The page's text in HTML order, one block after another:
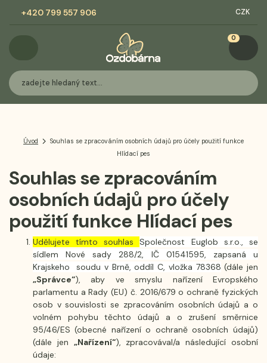
+420 799 557 906 CZK
0
Úvod
Souhlas se zpracováním osobních údajů pro účely použití funkce
Hlídací pes
Souhlas se zpracováním
osobních údajů pro účely
použití funkce Hlídací pes
Udělujete tímto souhlasSpolečnost Euglob s.r.o., se
sídlem Nové sady 288/2, IČ 01541595, zapsaná u
Krajskeho soudu v Brně, oddíl C, vložka 78368 (dále jen
„Správce“), aby ve smyslu nařízení Evropského
parlamentu a Rady (EU) č. 2016/679 o ochraně fyzických
osob v souvislosti se zpracováním osobních údajů a o
volném pohybu těchto údajů a o zrušení směrnice
95/46/ES (obecné nařízení o ochraně osobních údajů)
(dále jen „Nařízení“), zpracovával/a následující osobní
údaje: